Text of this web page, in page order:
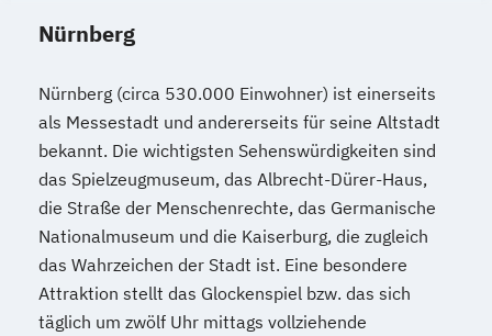
Nürnberg
Nürnberg (circa 530.000 Einwohner) ist einerseits
als Messestadt und andererseits für seine Altstadt
bekannt. Die wichtigsten Sehenswürdigkeiten sind
das Spielzeugmuseum, das Albrecht-Dürer-Haus,
die Straße der Menschenrechte, das Germanische
Nationalmuseum und die Kaiserburg, die zugleich
das Wahrzeichen der Stadt ist. Eine besondere
Attraktion stellt das Glockenspiel bzw. das sich
täglich um zwölf Uhr mittags vollziehende